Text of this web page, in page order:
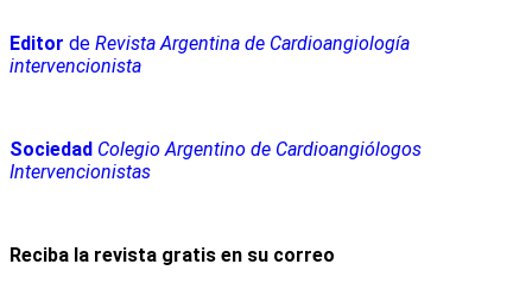
Editor de Revista Argentina de Cardioangiología
intervencionista
Sociedad Colegio Argentino de Cardioangiólogos
Intervencionistas
Reciba la revista gratis en su correo